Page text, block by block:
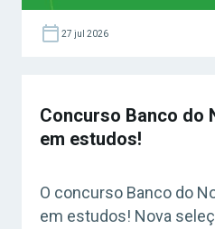
27 jul 2026
Concurso Banco do
em estudos!
O concurso Banco do
em estudos! Nova